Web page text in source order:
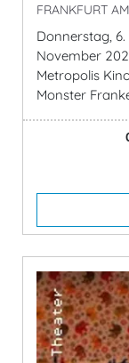
FRANKFURT
Donnerstag,
November
Metropolis
Monster